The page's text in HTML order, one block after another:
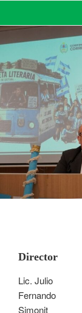
DE
Director
Lic. Julio
Fernando
Simonit